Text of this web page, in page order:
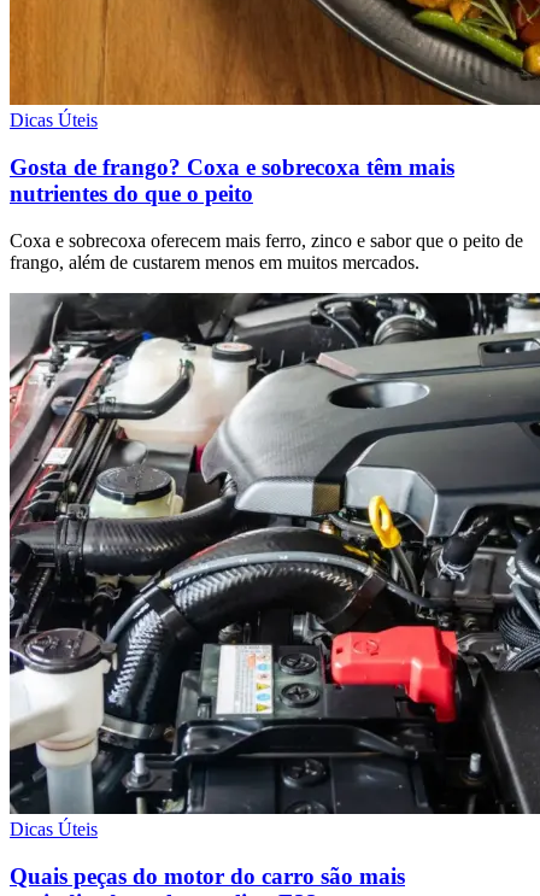
Dicas Úteis
Gosta de frango? Coxa e sobrecoxa têm mais
nutrientes do que o peito
Coxa e sobrecoxa oferecem mais ferro, zinco e sabor que o peito de
frango, além de custarem menos em muitos mercados.
Dicas Úteis
Quais peças do motor do carro são mais